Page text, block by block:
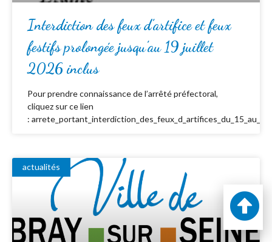
Interdiction des feux d’artifice et feux
festifs prolongée jusqu’au 19 juillet
2026 inclus
Pour prendre connaissance de l’arrêté préfectoral,
cliquez sur ce lien
:
actualités